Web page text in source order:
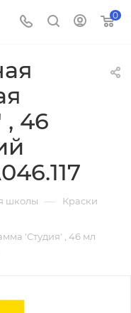
0
, 46
школы — Краски
'Студия' , 46 мл